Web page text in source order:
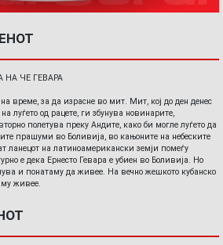
НА ЧЕ ГЕВАРА
на време, за да израсне во мит. Мит, кој до ден денес
луѓето од рацете, ги збунува новинарите,
полетува преку Андите, како би могле луѓето да
прашуми во Боливија, во кањоните на небеските
ланецот на латиноамерикански земји помеѓу
е дека Ернесто Гевара е убиен во Боливија. Но
и понатаму да живее. На вечно жешкото кубанско
живее.